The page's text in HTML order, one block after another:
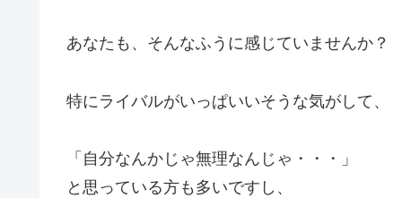
あなたも、そんなふうに感じていませんか？
特にライバルがいっぱいいそうな気がして、
「自分なんかじゃ無理なんじゃ・・・」
と思っている方も多いですし、